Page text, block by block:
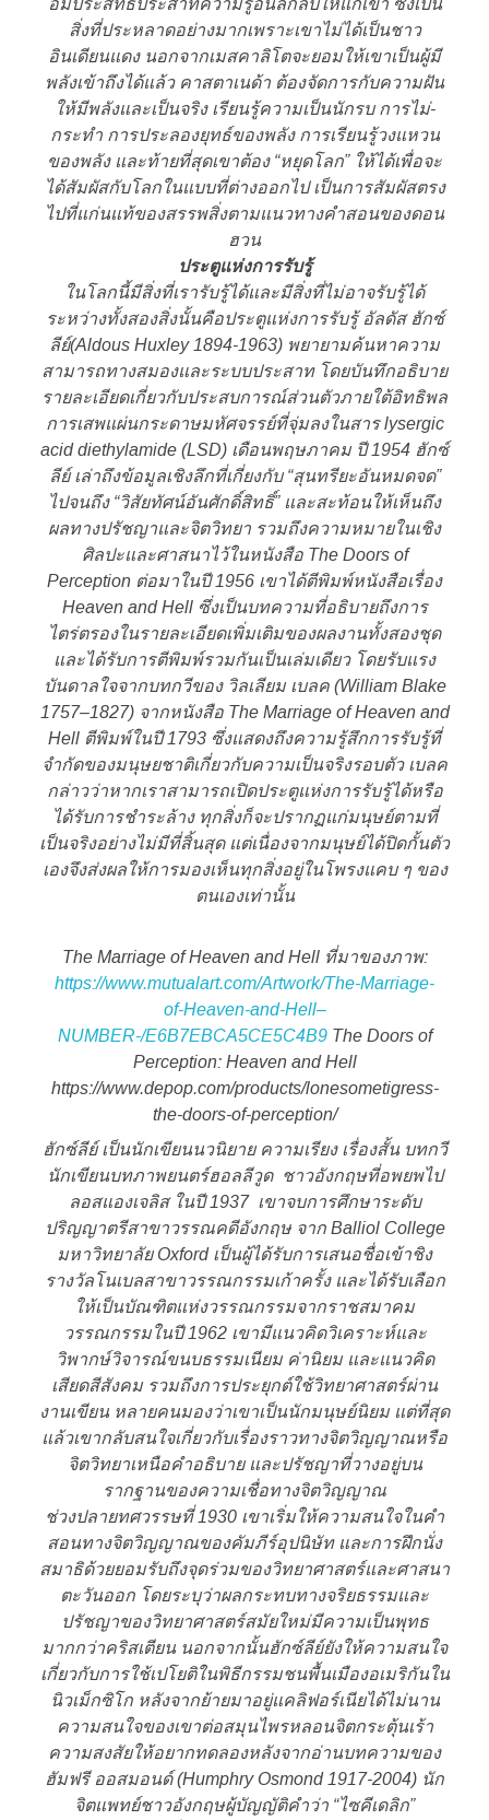
สิ่งที่ประหลาดอย่างมากเพราะเขาไม่ได้เป็นชาว
อินเดียนแดง นอกจากเมสคาลิโตจะยอมให้เขาเป็นผู้มี
พลังเข้าถึงได้แล้ว คาสตาเนด้า ต้องจัดการกับความฝัน
ให้มีพลังและเป็นจริง เรียนรู้ความเป็นนักรบ การไม่-
กระทำ การประลองยุทธ์ของพลัง การเรียนรู้วงแหวน
ของพลัง และท้ายที่สุดเขาต้อง “หยุดโลก” ให้ได้เพื่อจะ
ได้สัมผัสกับโลกในแบบที่ต่างออกไป เป็นการสัมผัสตรง
ไปที่แก่นแท้ของสรรพสิ่งตามแนวทางคำสอนของดอน
ฮวน
ประตูแห่งการรับรู้
ในโลกนี้มีสิ่งที่เรารับรู้ได้และมีสิ่งที่ไม่อาจรับรู้ได้
ระหว่างทั้งสองสิ่งนั้นคือประตูแห่งการรับรู้ อัลดัส ฮักซ์
ลีย์(Aldous Huxley 1894-1963) พยายามค้นหาความ
สามารถทางสมองและระบบประสาท โดยบันทึกอธิบาย
รายละเอียดเกี่ยวกับประสบการณ์ส่วนตัวภายใต้อิทธิพล
การเสพแผ่นกระดาษมหัศจรรย์ที่จุ่มลงในสาร lysergic
acid diethylamide (LSD) เดือนพฤษภาคม ปี 1954 ฮักซ์
ลีย์ เล่าถึงข้อมูลเชิงลึกที่เกี่ยงกับ “สุนทรียะอันหมดจด”
ไปจนถึง “วิสัยทัศน์อันศักดิ์สิทธิ์” และสะท้อนให้เห็นถึง
ผลทางปรัชญาและจิตวิทยา รวมถึงความหมายในเชิง
ศิลปะและศาสนาไว้ในหนังสือ The Doors of
Perception ต่อมาในปี 1956 เขาได้ตีพิมพ์หนังสือเรื่อง
Heaven and Hell ซึ่งเป็นบทความที่อธิบายถึงการ
ไตร่ตรองในรายละเอียดเพิ่มเติมของผลงานทั้งสองชุด
และได้รับการตีพิมพ์รวมกันเป็นเล่มเดียว โดยรับแรง
บันดาลใจจากบทกวีของ วิลเลียม เบลค (William Blake
1757–1827) จากหนังสือ The Marriage of Heaven and
Hell ตีพิมพ์ในปี 1793 ซึ่งแสดงถึงความรู้สึกการรับรู้ที่
จำกัดของมนุษยชาติเกี่ยวกับความเป็นจริงรอบตัว เบลค
กล่าวว่าหากเราสามารถเปิดประตูแห่งการรับรู้ได้หรือ
ได้รับการชำระล้าง ทุกสิ่งก็จะปรากฏแก่มนุษย์ตามที่
เป็นจริงอย่างไม่มีที่สิ้นสุด แต่เนื่องจากมนุษย์ได้ปิดกั้นตัว
เองจึงส่งผลให้การมองเห็นทุกสิ่งอยู่ในโพรงแคบ ๆ ของ
ตนเองเท่านั้น
The Marriage of Heaven and Hell ที่มาของภาพ:
https://www.mutualart.com/Artwork/The-Marriage-
of-Heaven-and-Hell–
NUMBER-/E6B7EBCA5CE5C4B9The Doors of
Perception: Heaven and Hell
https://www.depop.com/products/lonesometigress-
the-doors-of-perception/
ฮักซ์ลีย์ เป็นนักเขียนนวนิยาย ความเรียง เรื่องสั้น บทกวี
นักเขียนบทภาพยนตร์ฮอลลีวูด ชาวอังกฤษที่อพยพไป
ลอสแองเจลิส ในปี 1937 เขาจบการศึกษาระดับ
ปริญญาตรีสาขาวรรณคดีอังกฤษ จาก Balliol College
มหาวิทยาลัย Oxford เป็นผู้ได้รับการเสนอชื่อเข้าชิง
รางวัลโนเบลสาขาวรรณกรรมเก้าครั้ง และได้รับเลือก
ให้เป็นบัณฑิตแห่งวรรณกรรมจากราชสมาคม
วรรณกรรมในปี 1962 เขามีแนวคิดวิเคราะห์และ
วิพากษ์วิจารณ์ขนบธรรมเนียม ค่านิยม และแนวคิด
เสียดสีสังคม รวมถึงการประยุกต์ใช้วิทยาศาสตร์ผ่าน
งานเขียน หลายคนมองว่าเขาเป็นนักมนุษย์นิยม แต่ที่สุด
แล้วเขากลับสนใจเกี่ยวกับเรื่องราวทางจิตวิญญาณหรือ
จิตวิทยาเหนือคำอธิบาย และปรัชญาที่วางอยู่บน
รากฐานของความเชื่อทางจิตวิญญาณ
ช่วงปลายทศวรรษที่ 1930 เขาเริ่มให้ความสนใจในคำ
สอนทางจิตวิญญาณของคัมภีร์อุปนิษัท และการฝึกนั่ง
สมาธิด้วยยอมรับถึงจุดร่วมของวิทยาศาสตร์และศาสนา
ตะวันออก โดยระบุว่าผลกระทบทางจริยธรรมและ
ปรัชญาของวิทยาศาสตร์สมัยใหม่มีความเป็นพุทธ
มากกว่าคริสเตียน นอกจากนั้นฮักซ์ลีย์ยังให้ความสนใจ
เกี่ยวกับการใช้เปโยติในพิธีกรรมชนพื้นเมืองอเมริกันใน
นิวเม็กซิโก หลังจากย้ายมาอยู่แคลิฟอร์เนียได้ไม่นาน
ความสนใจของเขาต่อสมุนไพรหลอนจิตกระตุ้นเร้า
ความสงสัยให้อยากทดลองหลังจากอ่านบทความของ
ฮัมฟรี ออสมอนด์ (Humphry Osmond 1917-2004) นัก
จิตแพทย์ชาวอังกฤษผู้บัญญัติคำว่า “ไซคีเดลิก”